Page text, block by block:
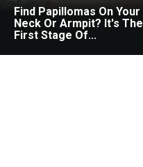
Find Papillomas On Your
Neck Or Armpit? It's The
First Stage Of...